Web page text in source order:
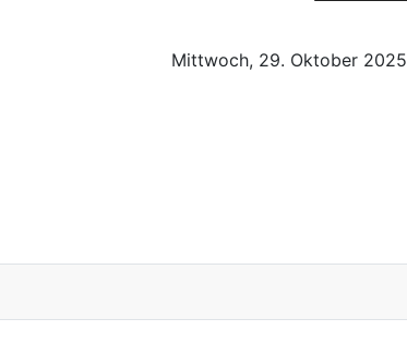
Mittwoch, 29. Oktober 2025